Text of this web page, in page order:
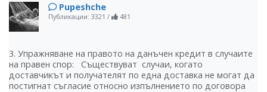
Pupeshche
Публикации: 3321 / 481
3. Упражняване на правото на данъчен кредит в случаите
на правен спор: Съществуват случаи, когато
доставчикът и получателят по една доставка не могат да
постигнат съгласие относно изпълнението по договора